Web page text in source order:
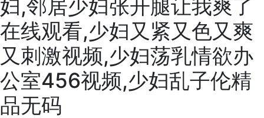
妇,邻居少妇张开腿让我爽了
在线观看,少妇又紧又色又爽
又刺激视频,少妇荡乳情欲办
公室456视频,少妇乱子伦精
品无码